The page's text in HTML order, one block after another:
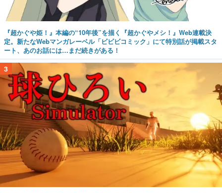
『超かぐや姫！』本編の“10年後”を描く『超かぐやメシ！』Web連載決
定。新たなWebマンガレーベル「ビビビコミック」にて特別話が掲載スタ
ート、あのお話には…まだ続きがある！
3